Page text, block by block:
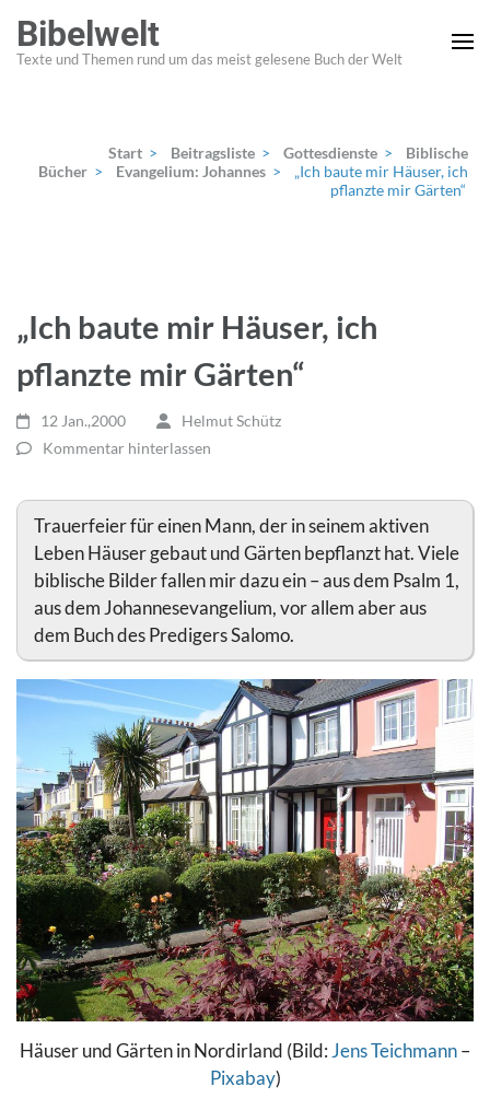
Inhalt
springen
Bibelwelt
Texte und Themen rund um das meist gelesene Buch der Welt
Start > Beitragsliste > Gottesdienste >
Biblische
Bücher > Evangelium: Johannes >
„Ich baute mir Häuser, ich
pflanzte mir Gärten“
„Ich baute mir Häuser, ich
pflanzte mir Gärten“
12 Jan.,2000
Helmut Schütz
Kommentar hinterlassen
Trauerfeier für einen Mann, der in seinem aktiven
Leben Häuser gebaut und Gärten bepflanzt hat. Viele
biblische Bilder fallen mir dazu ein – aus dem Psalm 1,
aus dem Johannesevangelium, vor allem aber aus
dem Buch des Predigers Salomo.
Häuser und Gärten in Nordirland (Bild: Jens Teichmann–
Pixabay)